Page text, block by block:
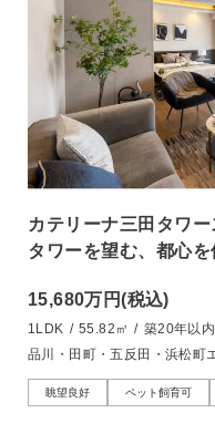
カテリーナ三田タワ
タワーを望む、都心
15,680万円(税込)
1LDK / 55.82㎡ / 築20年以内
品川・田町・五反田・浜松町
眺望良好 ペット飼育可